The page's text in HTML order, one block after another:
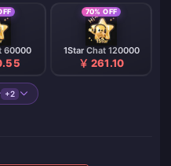
60000
70% OFF
1Star Chat 120000
￥ 261.10
+2